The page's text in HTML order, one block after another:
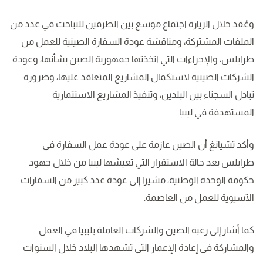
وعُقد خلال الزيارة اجتماع موسع بين الطرفين للتباحث في عدد من
الملفات المشتركة، ومناقشة عودة السفارة الصينية للعمل من
طرابلس، والإجراءات التي اتخذتها جمهورية الصين بشأنها، وعودة
الشركات الصينية لاستكمال المشاريع المتعاقد عليها، وضرورة
تبادل السجناء بين البلدين، وتنفيذ المشاريع الاستثمارية
المستهدفة في ليبيا.
وأكد تشيانغ أن الصين عازمة على عودة عمل السفارة في
طرابلس بعد حالة الاستقرار التي تعيشها ليبيا من خلال جهود
حكومة الوحدة الوطنية، مشيرا إلى عودة عدد كبير من السفارات
الآسيوية للعمل من العاصمة.
كما أشار إلى رغبة الصين والشركات العاملة بليبيا في العمل
والمشاركة في إعادة الإعمار التي تشهدها البلاد خلال السنوات